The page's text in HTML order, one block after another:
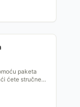
paketa
ćete stručne